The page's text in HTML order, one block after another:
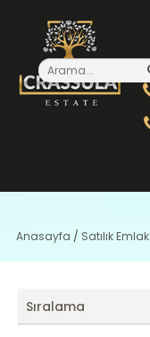
Anasayfa / Satılık Emlak
Sıralama